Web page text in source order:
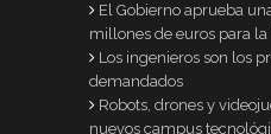
El Gobierno aprueba
millones de euros para la
Los ingenieros son los
demandados
Robots, drones y
nuevos campus